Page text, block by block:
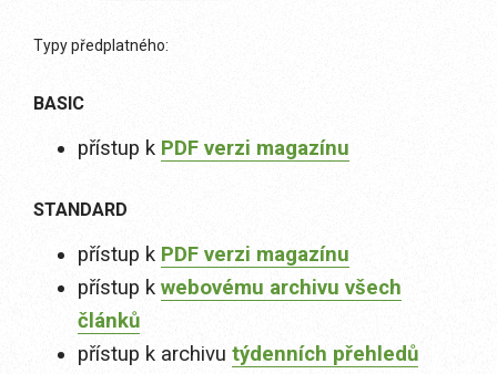
Typy předplatného:
BASIC
přístup k PDF verzi magazínu
STANDARD
přístup k PDF verzi magazínu
přístup k webovému archivu všech
článků
přístup k archivu týdenních přehledů